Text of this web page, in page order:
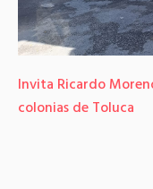
Invita Ricardo
colonias de Toluca